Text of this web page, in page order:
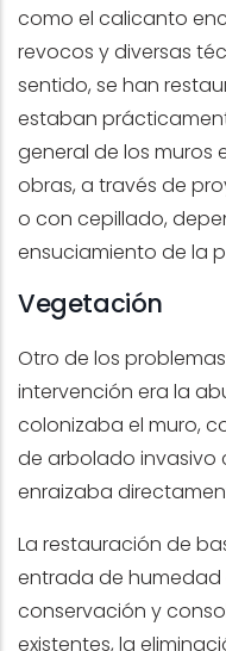
como el calicanto
revocos y diversas
sentido, se han
estaban
general de los muros
obras, a través de
o con cepillado,
ensuciamiento de la
Vegetación
Otro de los
intervención era la
colonizaba el muro,
de arbolado invasivo
enraizaba
La restauración de
entrada de humedad
conservación y
existentes, la